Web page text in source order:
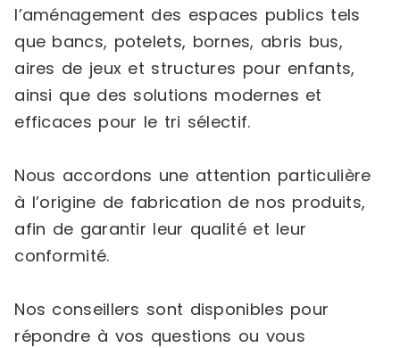
l’aménagement des espaces publics tels
que bancs, potelets, bornes, abris bus,
aires de jeux et structures pour enfants,
ainsi que des solutions modernes et
efficaces pour le tri sélectif.
Nous accordons une attention particulière
à l’origine de fabrication de nos produits,
afin de garantir leur qualité et leur
conformité.
Nos conseillers sont disponibles pour
répondre à vos questions ou vous